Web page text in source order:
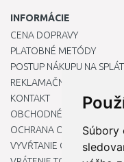
Súbory
INFORMÁCIE
CENA DOPRAVY
PLATOBNÉ METÓDY
POSTUP NÁKUPU NA
REKLAMAČNÝ PORIADOK
KONTAKT
OBCHODNÉ PODMIENKY
OCHRANA OSOBNÝCH
VYVŔTANIE OTVORU DO